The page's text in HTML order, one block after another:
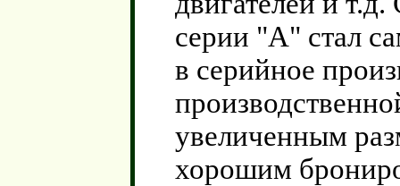
серии "А" стал
в серийное
увеличенным
хорошим